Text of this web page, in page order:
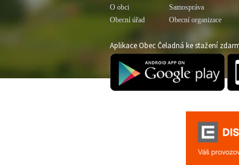
O obci
Obecní úřad
Samospráva
Obecní organizace
Aplikace Obec Čeladná ke stažení